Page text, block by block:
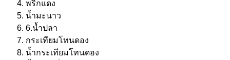
พริกแดง
น้ำมะนาว
6.น้ำปลา
กระเทียมโทนดอง
น้ำกระเทียมโทนดอง